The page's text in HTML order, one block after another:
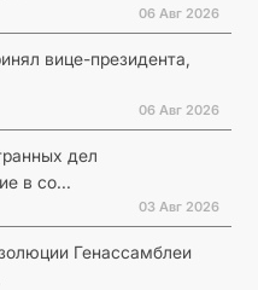
06 Авг 2026
вице-президента,
06 Авг 2026
дел
в со...
03 Авг 2026
Генассамблеи